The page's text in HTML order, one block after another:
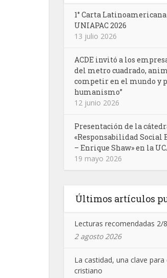
1° Carta Latinoamericana
UNIAPAC 2026
13 julio 2026
ACDE invitó a los
del metro cuadrado,
competir en el mundo y
humanismo”
12 junio 2026
Presentación de la
«Responsabilidad Social
– Enrique Shaw» en la
19 mayo 2026
Últimos artículos
Lecturas recomendadas 2/8
2 agosto 2026
La castidad, una clave para
cristiano